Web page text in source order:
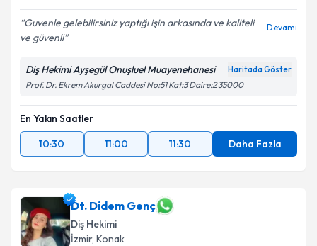
Kişisel verilerimin işlenmesine ilişkinAydınlatma
Metni'ni okudum ve kişisel verilerimin belirtilen
kapsamda işlenmesini kabul ediyorum.
Takvim Talebini Gönder
Guvenle gelebilirsiniz yaptığı işin arkasında ve kaliteli
ve güvenli
Devamı
Diş Hekimi Ayşegül Onuşluel Muayenehanesi Haritada Göster
Prof. Dr. Ekrem Akurgal Caddesi No:51 Kat:3 Daire:2 35000
En Yakın Saatler
10:30
11:00 11:30 Daha Fazla
Dt. Didem Genç
Diş Hekimi
İzmir, Konak